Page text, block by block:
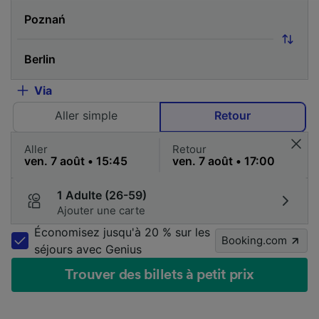
Via
Aller simple
Retour
Aller Retour
1 Adulte (26-59)
Ajouter une carte
Économisez jusqu'à 20 % sur les
séjours avec Genius
Booking.com
Trouver des billets à petit prix